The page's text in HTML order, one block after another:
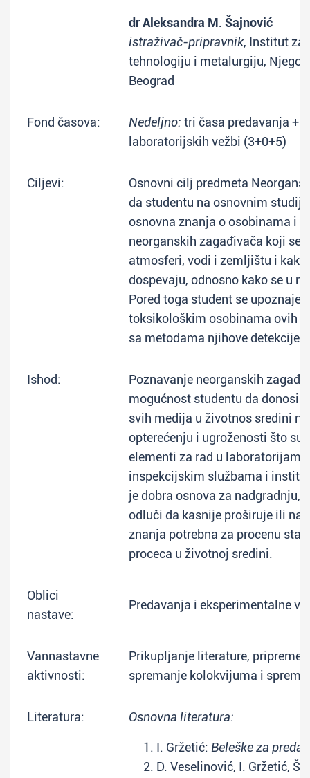
dr Aleksandra M. Šajnović
istraživač-pripravnik, Institut za
tehnologiju i metalurgiju,
Beograd
Fond časova: Nedeljno: tri časa predavanja +
laboratorijskih vežbi (3+0+5)
Ciljevi:
Osnovni cilj predmeta
da studentu na osnovnim
osnovna znanja o osobinama i
neorganskih zagađivača koji se
atmosferi, vodi i zemljištu i kako
dospevaju, odnosno kako se u
Pored toga student se upoznaje
toksikološkim osobinama ovih
sa metodama njihove detekcije
Ishod:
Poznavanje neorganskih
mogućnost studentu da donosi
svih medija u životnos sredini
opterećenju i ugroženosti što su
elementi za rad u
inspekcijskim službama i
je dobra osnova za nadgradnju,
odluči da kasnije proširuje ili
znanja potrebna za procenu
proceca u životnoj sredini.
Oblici
nastave:
Predavanja i eksperimentalne
Vannastavne
aktivnosti:
Prikupljanje literature, pripreme
spremanje kolokvijuma i
Literatura: Osnovna literatura:
I. Gržetić: Beleške za
D. Veselinović, I. Gržetić, Š.